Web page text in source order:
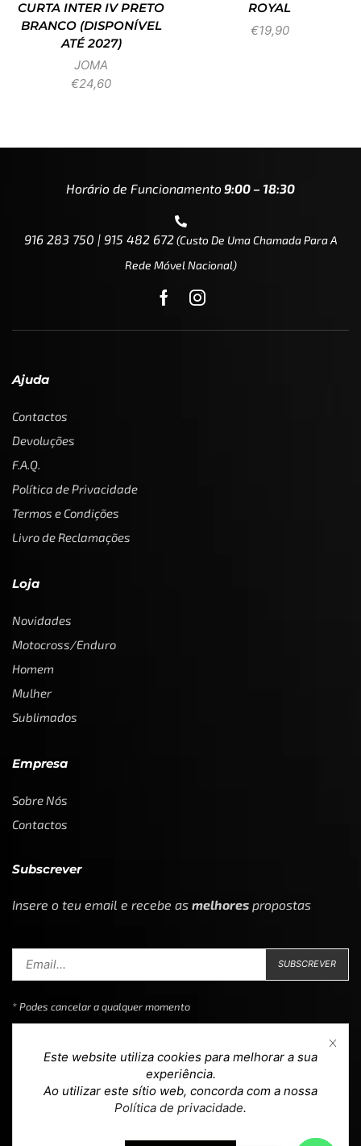
CURTA INTER IV PRETO
BRANCO (DISPONÍVEL
ATÉ 2027)
JOMA
€24,60
ROYAL
€19,90
Horário de Funcionamento9:00 – 18:30
916 283 750 | 915 482 672(custo De Uma Chamada Para A
Rede Móvel Nacional)
Ajuda
Contactos
Devoluções
F.A.Q.
Política de Privacidade
Termos e Condições
Livro de Reclamações
Loja
Novidades
Motocross/Enduro
Homem
Mulher
Sublimados
Empresa
Sobre Nós
Contactos
Subscrever
Insere o teu email e recebe as melhores propostas
* Podes cancelar a qualquer momento
Copyright © 2023Loja 39. Todos os direitos reservados.
Este website utiliza cookies para melhorar a sua
experiência.
Ao utilizar este sítio web, concorda com a nossa
Política de privacidade.